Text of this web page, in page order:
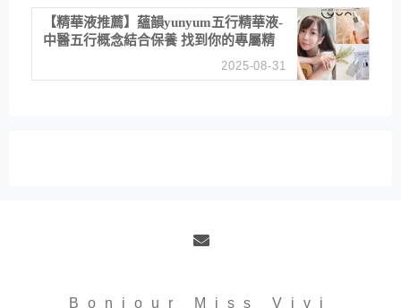
【精華液推薦】蘊韻yunyum五行精華液-
中醫五行概念結合保養 找到你的專屬精
華！ 水㊀土㊀就選「潤・賦精華」維持
2025-08-31
Bonjour Miss Vivi